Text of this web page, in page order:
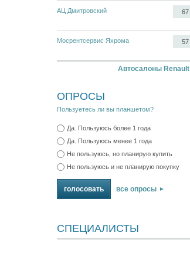
АЦ Дмитровский 67
Мосрентсервис Яхрома 57
Автосалоны Renault
ОПРОСЫ
Пользуетесь ли вы планшетом?
Да. Пользуюсь более 1 года
Да. Пользуюсь менее 1 года
Не пользуюсь, но планирую купить
Не пользуюсь и не планирую покупку
все опросы
СПЕЦИАЛИСТЫ